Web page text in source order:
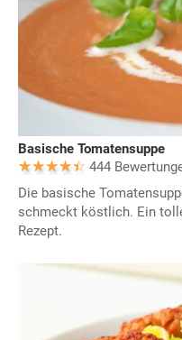
Basische Tomatensuppe
444
Die basische
schmeckt köstlich. Ein
Rezept.